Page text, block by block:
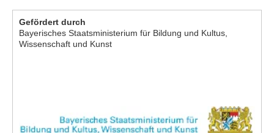
Gefördert durch
Bayerisches Staatsministerium für Bildung und Kultus,
Wissenschaft und Kunst